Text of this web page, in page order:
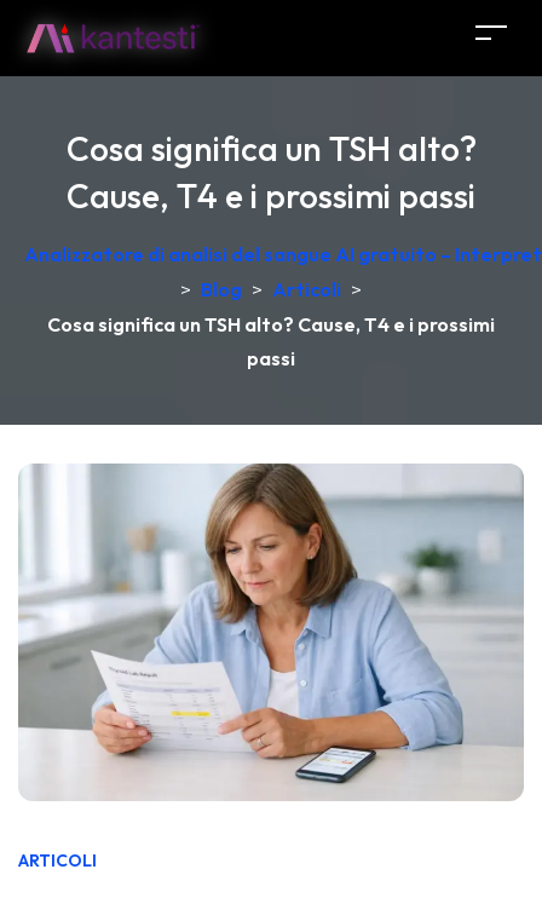
Cosa significa un TSH alto?
Cause, T4 e i prossimi passi
Analizzatore di analisi del sangue AI gratuito –
> Blog > Articoli >
Cosa significa un TSH alto? Cause, T4 e i prossimi
passi
ARTICOLI